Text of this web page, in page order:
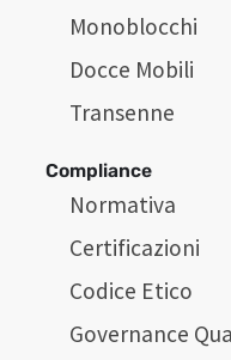
Monoblocchi
Docce Mobili
Transenne
Compliance
Normativa
Certificazioni
Codice Etico
Governance